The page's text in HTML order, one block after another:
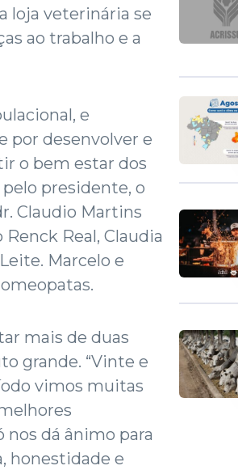
loja veterinária se
ao trabalho e a
e
por desenvolver e
o bem estar dos
presidente, o
Claudio Martins
Renck Real, Claudia
Marcelo e
mais de duas
grande. “Vinte e
vimos muitas
nos dá ânimo para
honestidade e